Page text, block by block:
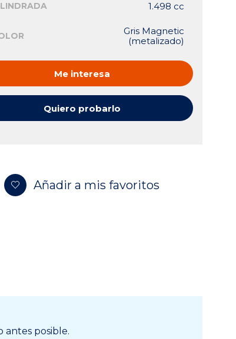
1.498 cc
Gris Magnetic
(metalizado)
Me interesa
Quiero probarlo
Añadir a mis favoritos
posible.